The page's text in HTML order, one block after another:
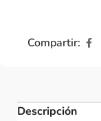
Compartir:
Descripción